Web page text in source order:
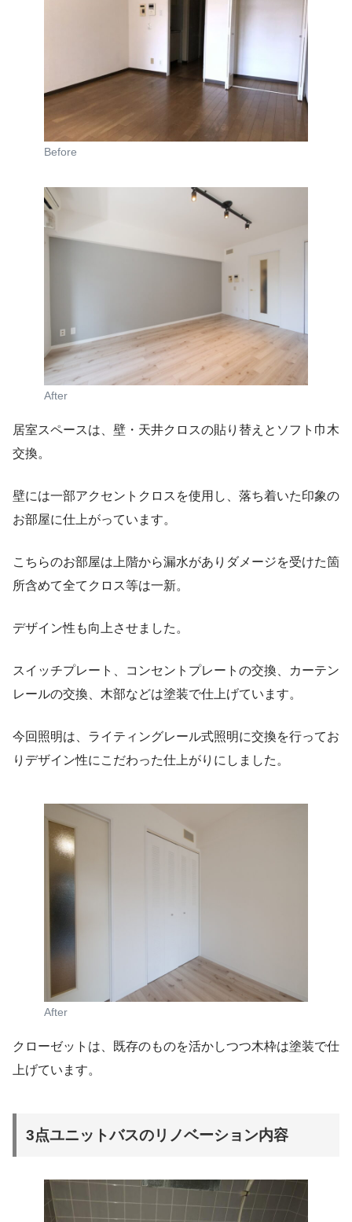
Before
After
居室スペースは、壁・天井クロスの貼り替えとソフト巾木
交換。
壁には一部アクセントクロスを使用し、落ち着いた印象の
お部屋に仕上がっています。
こちらのお部屋は上階から漏水がありダメージを受けた箇
所含めて全てクロス等は一新。
デザイン性も向上させました。
スイッチプレート、コンセントプレートの交換、カーテン
レールの交換、木部などは塗装で仕上げています。
今回照明は、ライティングレール式照明に交換を行ってお
りデザイン性にこだわった仕上がりにしました。
After
クローゼットは、既存のものを活かしつつ木枠は塗装で仕
上げています。
3点ユニットバスのリノベーション内容